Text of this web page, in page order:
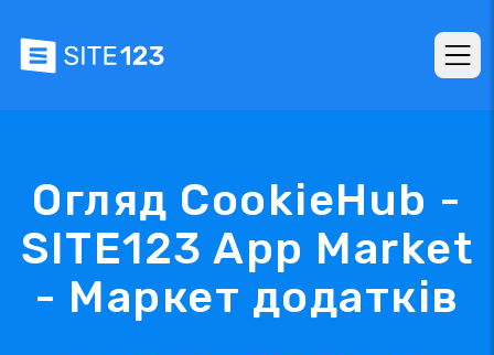
Огляд CookieHub -
SITE123 App Market
- Маркет додатків